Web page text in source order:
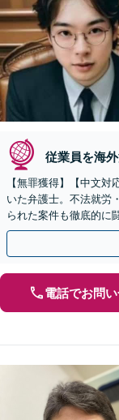
従業員を海
【無罪獲得】【中文
いた弁護士。不法就
られた案件も徹底的に
電話でお問